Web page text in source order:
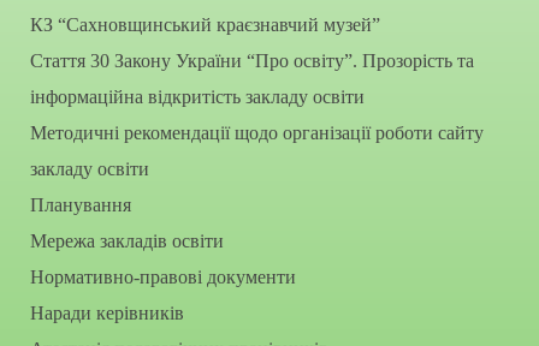
КЗ “Сахновщинський краєзнавчий музей”
Стаття 30 Закону України “Про освіту”. Прозорість та
інформаційна відкритість закладу освіти
Методичні рекомендації щодо організації роботи сайту
закладу освіти
Планування
Мережа закладів освіти
Нормативно-правові документи
Наради керівників